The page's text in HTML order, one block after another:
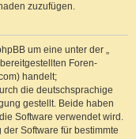
zuzufügen.
um eine unter der „
bereitgestellten Foren-
handelt;
die deutschsprachige
gestellt. Beide haben
Software verwendet wird.
Software für bestimmte